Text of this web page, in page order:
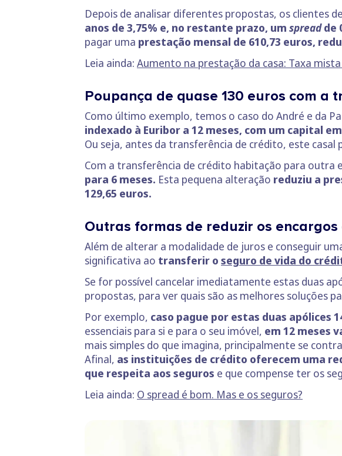
Depois de analisar diferentes propostas, os clientes
anos de 3,75% e, no restante prazo, um spreadde
pagar uma prestação mensal de 610,73 euros,
Leia ainda: Aumento na prestação da casa: Taxa
Poupança de quase 130 euros com
Como último exemplo, temos o caso do André e da
indexado à Euribor a 12 meses, com um capital
Ou seja, antes da transferência de crédito, este casal
Com a transferência de crédito habitação para outra
para 6 meses. Esta pequena alteração reduziu a
129,65 euros.
Outras formas de reduzir os
Além de alterar a modalidade de juros e conseguir
significativa ao transferir o seguro de vida do
Se for possível cancelar imediatamente estas duas
propostas, para ver quais são as melhores soluções
Por exemplo, caso pague por estas duas apólices
essenciais para si e para o seu imóvel, em 12 meses
mais simples do que imagina, principalmente se
Afinal, as instituições de crédito oferecem uma
que respeita aos seguros e que compense ter os
Leia ainda: O spread é bom. Mas e os seguros?